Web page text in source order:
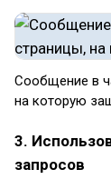
Сообщение в
на которую
3.
запросов